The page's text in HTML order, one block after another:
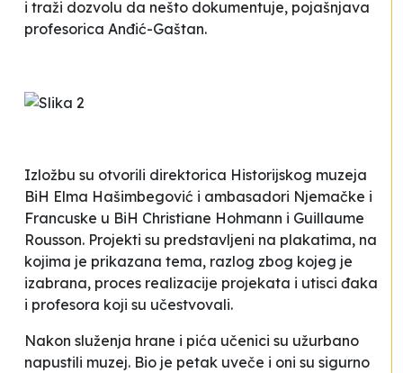
i traži dozvolu da nešto dokumentuje, pojašnjava
profesorica Anđić-Gaštan.
Izložbu su otvorili direktorica Historijskog muzeja
BiH Elma Hašimbegović i ambasadori Njemačke i
Francuske u BiH Christiane Hohmann i Guillaume
Rousson. Projekti su predstavljeni na plakatima, na
kojima je prikazana tema, razlog zbog kojeg je
izabrana, proces realizacije projekata i utisci đaka
i profesora koji su učestvovali.
Nakon služenja hrane i pića učenici su užurbano
napustili muzej. Bio je petak uveče i oni su sigurno